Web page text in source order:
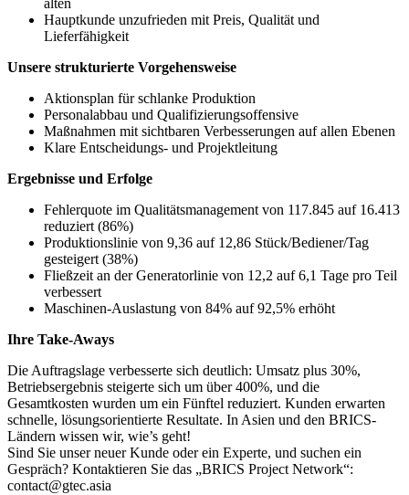
alten
Hauptkunde unzufrieden mit Preis, Qualität und
Lieferfähigkeit
Unsere strukturierte Vorgehensweise
Aktionsplan für schlanke Produktion
Personalabbau und Qualifizierungsoffensive
Maßnahmen mit sichtbaren Verbesserungen auf allen Ebenen
Klare Entscheidungs- und Projektleitung
Ergebnisse und Erfolge
Fehlerquote im Qualitätsmanagement von 117.845 auf 16.413
reduziert (86%)
Produktionslinie von 9,36 auf 12,86 Stück/Bediener/Tag
gesteigert (38%)
Fließzeit an der Generatorlinie von 12,2 auf 6,1 Tage pro Teil
verbessert
Maschinen-Auslastung von 84% auf 92,5% erhöht
Ihre Take-Aways
Die Auftragslage verbesserte sich deutlich: Umsatz plus 30%,
Betriebsergebnis steigerte sich um über 400%, und die
Gesamtkosten wurden um ein Fünftel reduziert. Kunden erwarten
schnelle, lösungsorientierte Resultate. In Asien und den BRICS-
Ländern wissen wir, wie’s geht!
Sind Sie unser neuer Kunde oder ein Experte, und suchen ein
Gespräch? Kontaktieren Sie das „BRICS Project Network“:
contact@gtec.asia